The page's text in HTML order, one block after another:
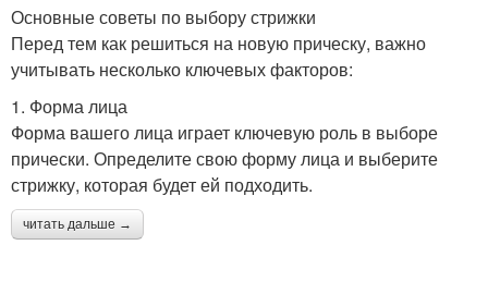
Основные советы по выбору стрижки
Перед тем как решиться на новую прическу, важно
учитывать несколько ключевых факторов:
1. Форма лица
Форма вашего лица играет ключевую роль в выборе
прически. Определите свою форму лица и выберите
стрижку, которая будет ей подходить.
читать дальше →